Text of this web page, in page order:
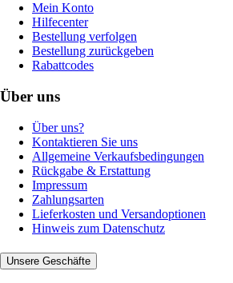
Mein Konto
Hilfecenter
Bestellung verfolgen
Bestellung zurückgeben
Rabattcodes
Über uns
Über uns?
Kontaktieren Sie uns
Allgemeine Verkaufsbedingungen
Rückgabe & Erstattung
Impressum
Zahlungsarten
Lieferkosten und Versandoptionen
Hinweis zum Datenschutz
Unsere Geschäfte